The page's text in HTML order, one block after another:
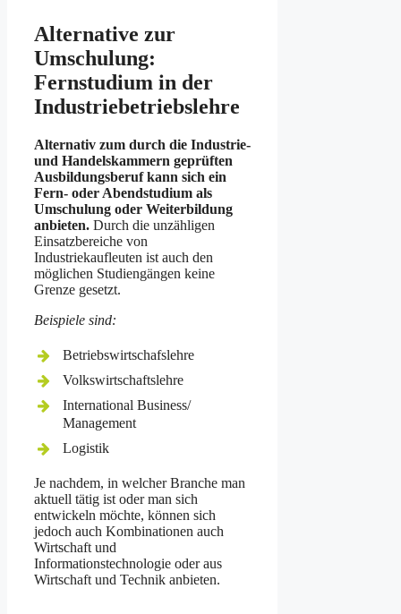
Alternative zur
Umschulung:
Fernstudium in der
Industriebetriebslehre
Alternativ zum durch die Industrie-
und Handelskammern geprüften
Ausbildungsberuf kann sich ein
Fern- oder Abendstudium als
Umschulung oder Weiterbildung
anbieten. Durch die unzähligen
Einsatzbereiche von
Industriekaufleuten ist auch den
möglichen Studiengängen keine
Grenze gesetzt.
Beispiele sind:
Betriebswirtschafslehre
Volkswirtschaftslehre
International Business/
Management
Logistik
Je nachdem, in welcher Branche man
aktuell tätig ist oder man sich
entwickeln möchte, können sich
jedoch auch Kombinationen auch
Wirtschaft und
Informationstechnologie oder aus
Wirtschaft und Technik anbieten.